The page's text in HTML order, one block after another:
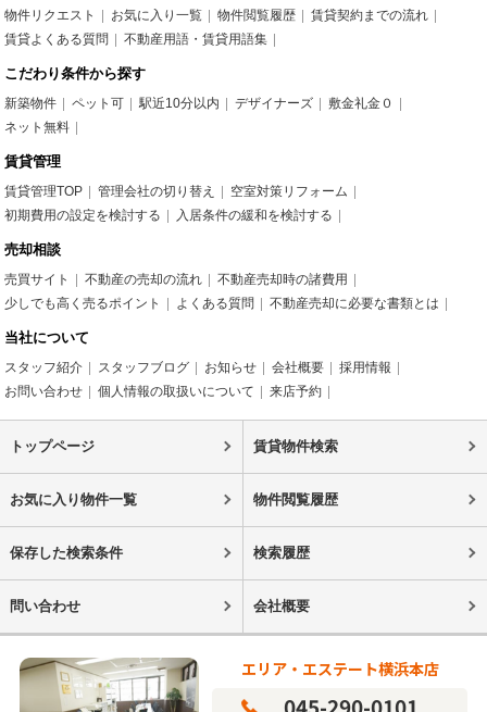
物件リクエスト
お気に入り一覧 物件閲覧履歴
賃貸契約までの流れ
賃貸よくある質問
不動産用語・賃貸用語集
こだわり条件から探す
新築物件 ペット可 駅近10分以内 デザイナーズ
敷金礼金０
ネット無料
賃貸管理
賃貸管理TOP 管理会社の切り替え
空室対策リフォーム
初期費用の設定を検討する
入居条件の緩和を検討する
売却相談
売買サイト 不動産の売却の流れ
不動産売却時の諸費用
少しでも高く売るポイント
よくある質問 不動産売却に必要な書類とは
当社について
スタッフ紹介 スタッフブログ お知らせ 会社概要
採用情報
お問い合わせ
個人情報の取扱いについて 来店予約
トップページ 賃貸物件検索
お気に入り物件一覧 物件閲覧履歴
保存した検索条件 検索履歴
問い合わせ 会社概要
エリア・エステート横浜本店
045-290-0101